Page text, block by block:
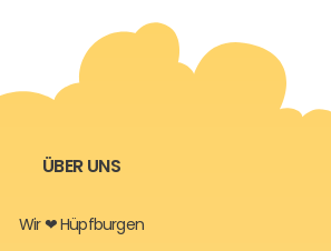
ÜBER UNS
Wir ❤ Hüpfburgen